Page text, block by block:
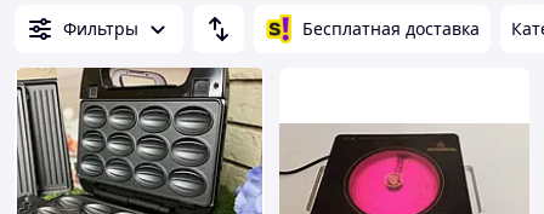
Фильтры Бесплатная доставка